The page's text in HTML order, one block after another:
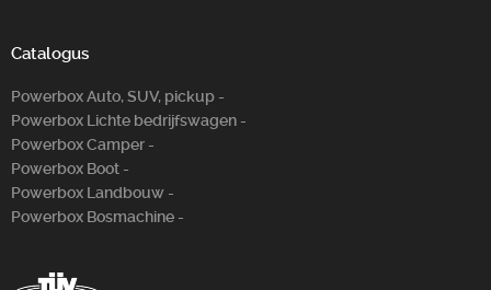
Catalogus
Powerbox Auto, SUV, pickup -
Powerbox Lichte bedrijfswagen -
Powerbox Camper -
Powerbox Boot -
Powerbox Landbouw -
Powerbox Bosm­achine -